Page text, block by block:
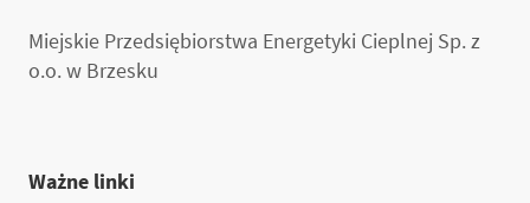
Miejskie Przedsiębiorstwa Energetyki Cieplnej Sp. z
o.o. w Brzesku
Ważne linki